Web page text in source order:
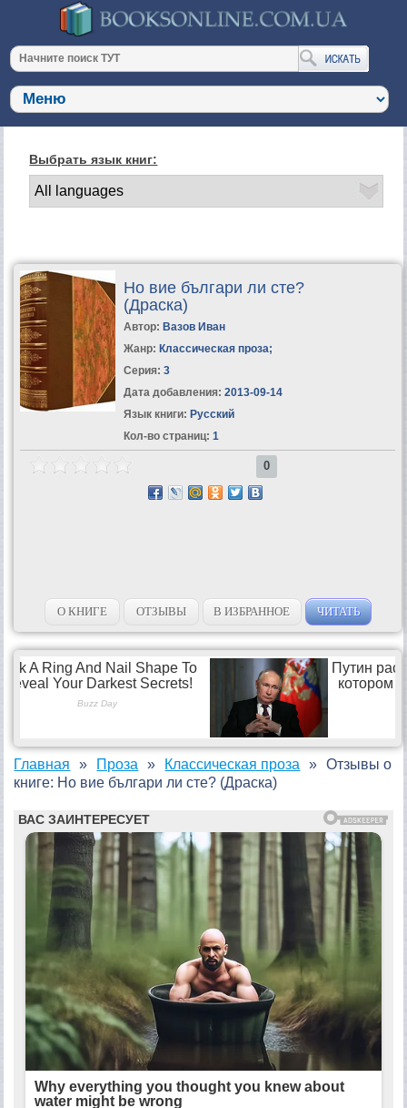
Выбрать язык книг:
Но вие българи ли сте?
(Драска)
Автор: Вазов Иван
Жанр: Классическая проза;
Серия: 3
Дата добавления: 2013-09-14
Язык книги: Русский
Кол-во страниц: 1
0
О КНИГЕ ОТЗЫВЫ В ИЗБРАННОЕ ЧИТАТЬ
Главная Проза Классическая проза
Отзывы о
книге: Но вие българи ли сте? (Драска)